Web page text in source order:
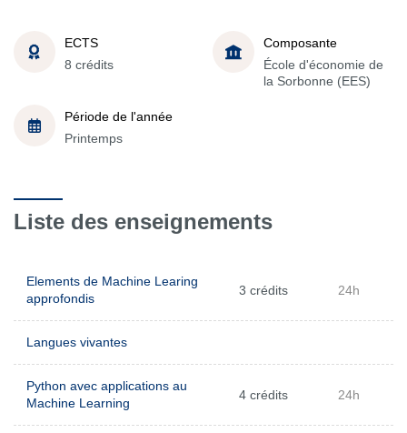
ECTS
8 crédits
Composante
École d'économie de
la Sorbonne (EES)
Période de l'année
Printemps
Liste des enseignements
Elements de Machine Learing
approfondis
3 crédits 24h
Langues vivantes
Python avec applications au
Machine Learning
4 crédits 24h